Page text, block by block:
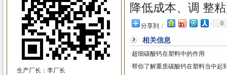
生产厂长：李厂长
降低成本、调 整
分享到： 0
相关信息
·超细碳酸钙在塑料中的作用
·帮你了解重质碳酸钙在塑料当中起